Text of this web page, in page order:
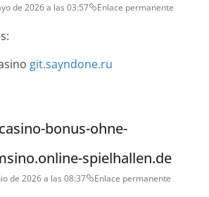
de 2026 a las 03:57 Enlace permanente
git.sayndone.ru
bonus-ohne-
spielhallen.de
de 2026 a las 08:37 Enlace permanente